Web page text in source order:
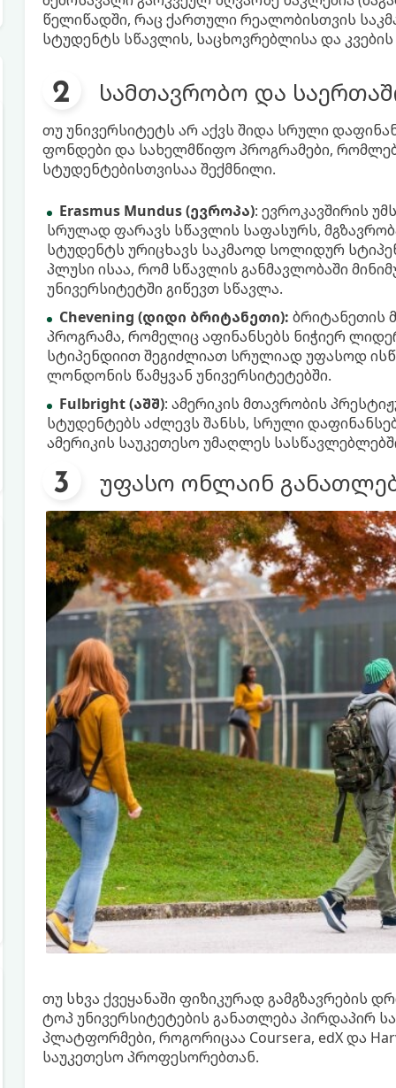
წელიწადში, რაც ქართული რეალობისთვის
სტუდენტს სწავლის, საცხოვრებლისა და
სამთავრობო და
თუ უნივერსიტეტს არ აქვს შიდა სრული
ფონდები და სახელმწიფო პროგრამები,
სტუდენტებისთვისაა შექმნილი.
Erasmus Mundus (ევროპა): ევროკავშირის
სრულად ფარავს სწავლის საფასურს,
სტუდენტს ურიცხავს საკმაოდ სოლიდურ
პლუსი ისაა, რომ სწავლის განმავლობაში
უნივერსიტეტში გიწევთ სწავლა.
Chevening (დიდი ბრიტანეთი): ბრიტანეთის
პროგრამა, რომელიც აფინანსებს ნიჭიერ
სტიპენდიით შეგიძლიათ სრულიად უფასოდ
ლონდონის წამყვან უნივერსიტეტებში.
Fulbright (აშშ): ამერიკის მთავრობის
სტუდენტებს აძლევს შანსს, სრული
ამერიკის საუკეთესო უმაღლეს
უფასო ონლაინ
თუ სხვა ქვეყანაში ფიზიკურად გამგზავრების
ტოპ უნივერსიტეტების განათლება პირდაპირ
პლატფორმები, როგორიცაა Coursera, edX და
საუკეთესო პროფესორებთან.